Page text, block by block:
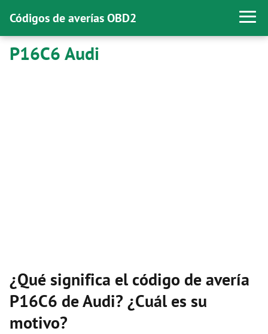
Códigos de averías OBD2
P16C6 Audi
¿Qué significa el código de avería
P16C6 de Audi? ¿Cuál es su
motivo?